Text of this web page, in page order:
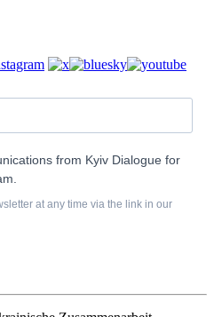
from Kyiv Dialogue for
at any time via the link in our